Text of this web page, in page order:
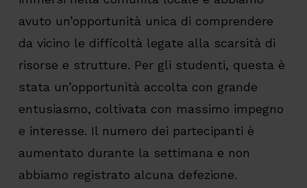
avuto un’opportunità unica di comprendere
da vicino le difficoltà legate alla scarsità di
risorse e strutture. Per gli studenti, questa è
stata un’opportunità accolta con grande
entusiasmo, coltivata con massimo impegno
e interesse. Il numero dei partecipanti è
aumentato durante la settimana e non
abbiamo registrato alcuna defezione.